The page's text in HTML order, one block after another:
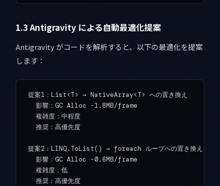
1.3 Antigravity による自動最適化提案
Antigravity がコードを解析すると、以下の最適化を提案
します：
提案1：List<T> → NativeArray<T> への置き換え
  影響：GC Alloc -1.8MB/frame
  複雑度：中程度
  推奨：高優先度
提案2：LINQ.ToList() → foreach ループへの置き換え
  影響：GC Alloc -0.6MB/frame
  複雑度：低
  推奨：高優先度